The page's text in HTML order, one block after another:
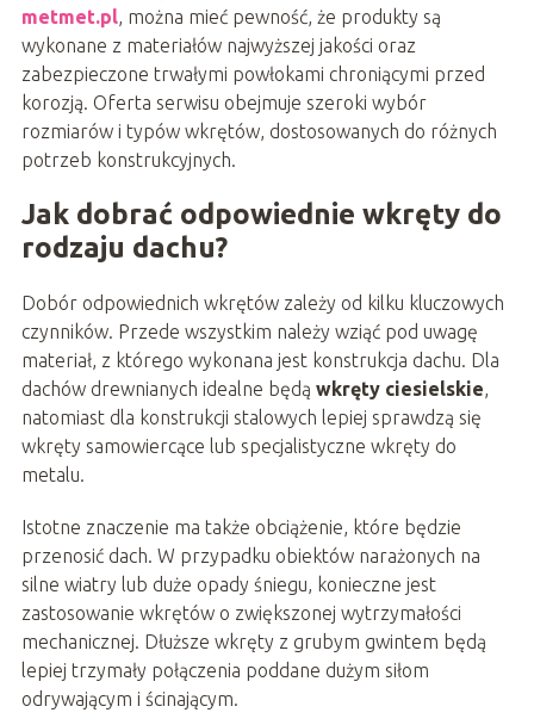
metmet.pl , można mieć pewność, że produkty są
wykonane z materiałów najwyższej jakości oraz
zabezpieczone trwałymi powłokami chroniącymi przed
korozją. Oferta serwisu obejmuje szeroki wybór
rozmiarów i typów wkrętów, dostosowanych do różnych
potrzeb konstrukcyjnych.
Jak dobrać odpowiednie wkręty do
rodzaju dachu?
Dobór odpowiednich wkrętów zależy od kilku kluczowych
czynników. Przede wszystkim należy wziąć pod uwagę
materiał, z którego wykonana jest konstrukcja dachu. Dla
dachów drewnianych idealne będą wkręty ciesielskie
natomiast dla konstrukcji stalowych lepiej sprawdzą się
wkręty samowiercące lub specjalistyczne wkręty do
metalu.
Istotne znaczenie ma także obciążenie, które będzie
przenosić dach. W przypadku obiektów narażonych na
silne wiatry lub duże opady śniegu, konieczne jest
zastosowanie wkrętów o zwiększonej wytrzymałości
mechanicznej. Dłuższe wkręty z grubym gwintem będą
lepiej trzymały połączenia poddane dużym siłom
odrywającym i ścinającym.